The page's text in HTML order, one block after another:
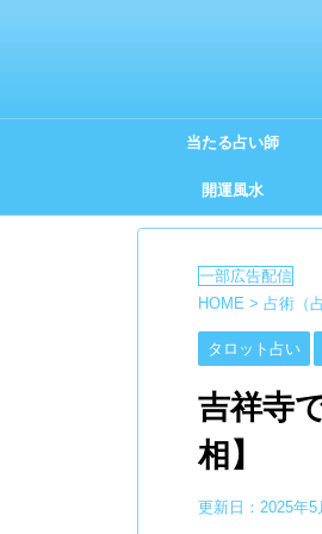
当たる占い師
開運風水
HOME > 占術（
タロット占い
吉祥寺
相】
更新日： 2025年5